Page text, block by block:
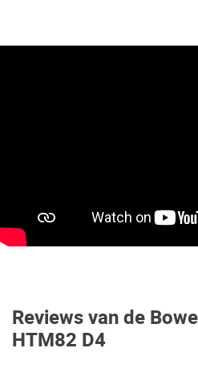
Reviews van de
HTM82 D4